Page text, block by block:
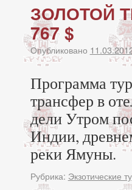
ЗОЛОТОЙ
767 $
Опубликовано
Программа
трансфер в
дели Утром
Индии,
реки Ямуны.
Рубрика: Экзотические